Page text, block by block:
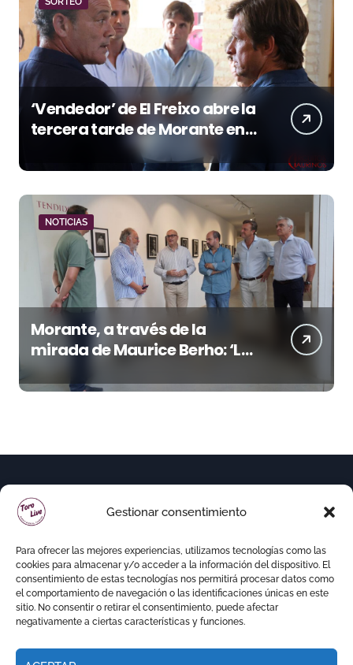
Gestionar consentimiento
Para ofrecer las mejores experiencias, utilizamos tecnologías como las
cookies para almacenar y/o acceder a la información del dispositivo. El
consentimiento de estas tecnologías nos permitirá procesar datos como
el comportamiento de navegación o las identificaciones únicas en este
sitio. No consentir o retirar el consentimiento, puede afectar
negativamente a ciertas características y funciones.
‘Vendedor’ de El Freixo abre la
tercera tarde de Morante en
la temporada portuense
NOTICIAS
Morante, a través de la
mirada de Maurice Berho: ‘La
belleza del misterio’ llega a La
Malagueta